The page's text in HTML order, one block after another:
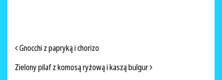
NAWIGACJA PO ARTYKUŁACH
Gnocchi z papryką i chorizo
Zielony pilaf z komosą ryżową i kaszą bulgur